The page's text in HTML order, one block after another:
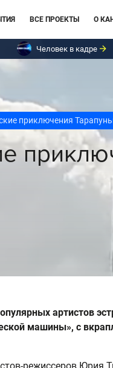
ВСЕ ПРОЕКТЫ О
Человек в кадре
приключения
артистов
машины», с